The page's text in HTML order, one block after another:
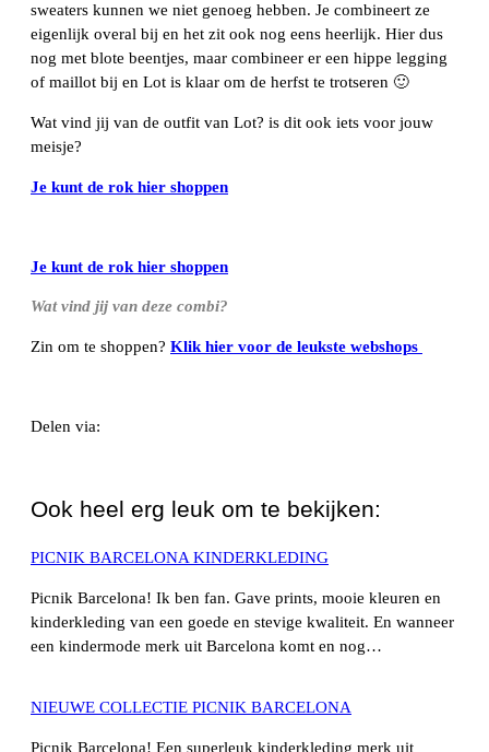
sweaters kunnen we niet genoeg hebben. Je combineert ze
eigenlijk overal bij en het zit ook nog eens heerlijk. Hier dus
nog met blote beentjes, maar combineer er een hippe legging
of maillot bij en Lot is klaar om de herfst te trotseren 🙂
Wat vind jij van de outfit van Lot? is dit ook iets voor jouw
meisje?
Je kunt de rok hier shoppen
Je kunt de rok hier shoppen
Wat vind jij van deze combi?
Zin om te shoppen? Klik hier voor de leukste webshops
Delen via:
Ook heel erg leuk om te bekijken:
PICNIK BARCELONA KINDERKLEDING
Picnik Barcelona! Ik ben fan. Gave prints, mooie kleuren en
kinderkleding van een goede en stevige kwaliteit. En wanneer
een kindermode merk uit Barcelona komt en nog…
NIEUWE COLLECTIE PICNIK BARCELONA
Picnik Barcelona! Een superleuk kinderkleding merk uit